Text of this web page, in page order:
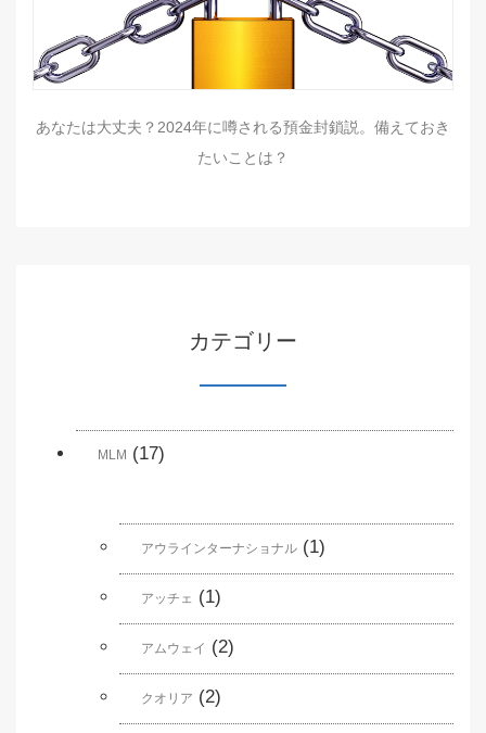
あなたは大丈夫？2024年に噂される預金封鎖説。備えておき
たいことは？
カテゴリー
MLM (17)
アウラインターナショナル (1)
アッチェ (1)
アムウェイ (2)
クオリア (2)